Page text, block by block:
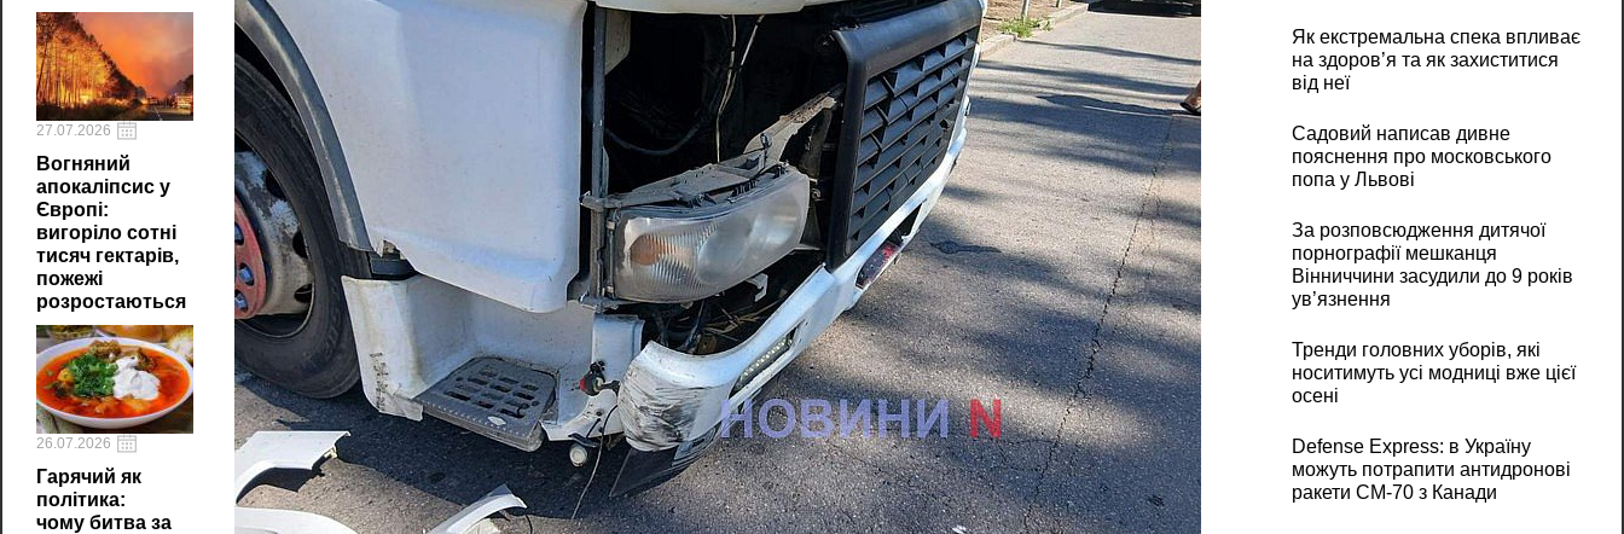
27.07.2026
Вогняний
апокаліпсис у
Європі:
вигоріло сотні
тисяч гектарів,
пожежі
розростаються
26.07.2026
Гарячий як
політика:
чому битва за
Як екстремальна спека впливає
на здоров’я та як захиститися
від неї
Садовий написав дивне
пояснення про московського
попа у Львові
За розповсюдження дитячої
порнографії мешканця
Вінниччини засудили до 9 років
ув’язнення
Тренди головних уборів, які
носитимуть усі модниці вже цієї
осені
Defense Express: в Україну
можуть потрапити антидронові
ракети CM-70 з Канади